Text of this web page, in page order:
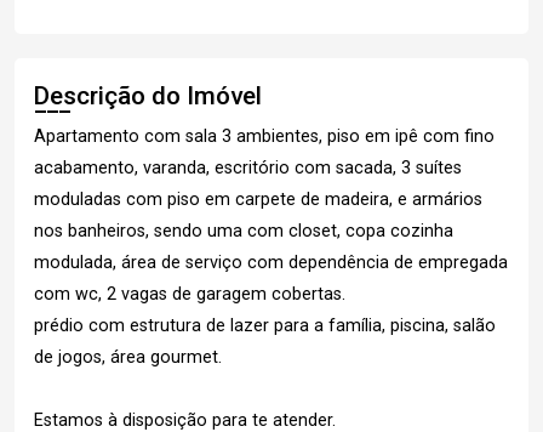
Descrição do Imóvel
Apartamento com sala 3 ambientes, piso em ipê com fino
acabamento, varanda, escritório com sacada, 3 suítes
moduladas com piso em carpete de madeira, e armários
nos banheiros, sendo uma com closet, copa cozinha
modulada, área de serviço com dependência de empregada
com wc, 2 vagas de garagem cobertas.
prédio com estrutura de lazer para a família, piscina, salão
de jogos, área gourmet.
Estamos à disposição para te atender.